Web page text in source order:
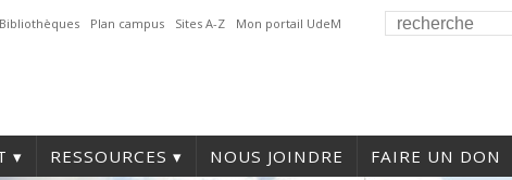
Bibliothèques Plan campus Sites A-Z Mon portail UdeM
RESSOURCES NOUS JOINDRE FAIRE UN DON